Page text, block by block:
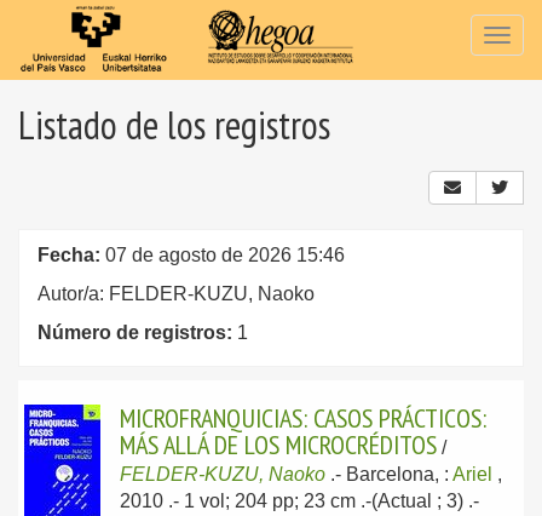
Listado de los registros
Fecha: 07 de agosto de 2026 15:46
Autor/a: FELDER-KUZU, Naoko
Número de registros: 1
MICROFRANQUICIAS: CASOS PRÁCTICOS:
MÁS ALLÁ DE LOS MICROCRÉDITOS /
FELDER-KUZU, Naoko .- Barcelona, : Ariel ,
2010 .- 1 vol; 204 pp; 23 cm .-(Actual ; 3) .-